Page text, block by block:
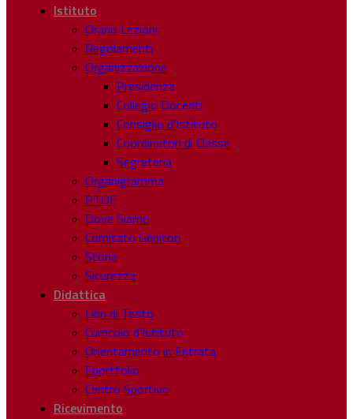
Istituto
Orario Lezioni
Regolamenti
Organizzazione
Presidenza
Collegio Docenti
Consiglio d’Istituto
Coordinatori di Classe
Segreteria
Organigramma
PTOF
Dove Siamo
Comitato Genitori
Storia
Sicurezza
Didattica
Libri di Testo
Curricolo d’Istituto
Orientamento in Entrata
Eportfolio
Centro Sportivo
Ricevimento